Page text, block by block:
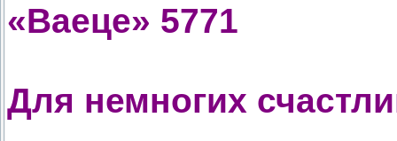
«Ваеце» 5771
Для немногих